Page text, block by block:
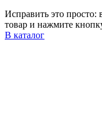
Исправить это просто:
товар и нажмите
В каталог